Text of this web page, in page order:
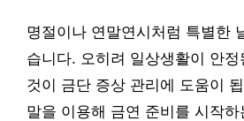
명절이나 연말연시처럼 특별한
습니다. 오히려 일상생활이 안
것이 금단 증상 관리에 도움이
말을 이용해 금연 준비를 시작